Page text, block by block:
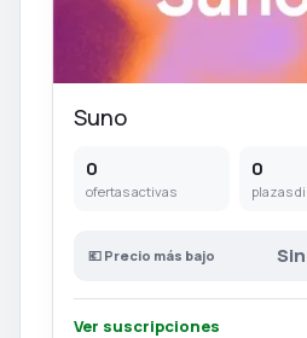
Suno
0
ofertas activas
0
plazas
💶 Precio más bajo
Ver suscripciones